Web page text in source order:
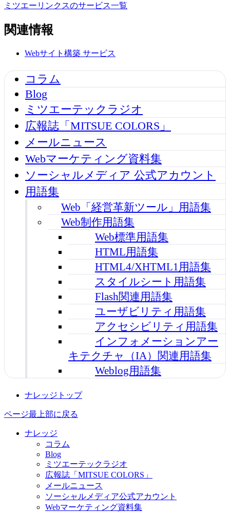
ミツエーリンクスのサービス一覧
関連情報
Webサイト構築 サービス
コラム
Blog
ミツエーテックラジオ
広報誌「MITSUE COLORS」
メールニュース
Webマーケティング資料集
ソーシャルメディア 公式アカウント
用語集
Web「経営革新ツール」用語集
Web制作用語集
Web標準用語集
HTML用語集
HTML4/XHTML1用語集
スタイルシート用語集
Flash関連用語集
ユーザビリティ用語集
アクセシビリティ用語集
インフォメーションアー
キテクチャ（IA）関連用語集
Weblog用語集
ナレッジトップ
ページ最上部に戻る
ナレッジ
コラム
Blog
ミツエーテックラジオ
広報誌「MITSUE COLORS」
メールニュース
ソーシャルメディア公式アカウント
Webマーケティング資料集